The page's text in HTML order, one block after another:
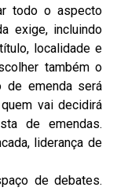
todo o aspecto
exige, incluindo
localidade e
também o
de emenda será
vai decidirá
de emendas.
liderança de
de debates.